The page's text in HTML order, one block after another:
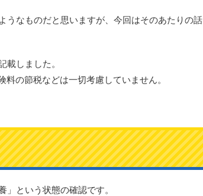
うなものだと思いますが、今回はそのあたりの話
しました。
の節税などは一切考慮していません。
」という状態の確認です。